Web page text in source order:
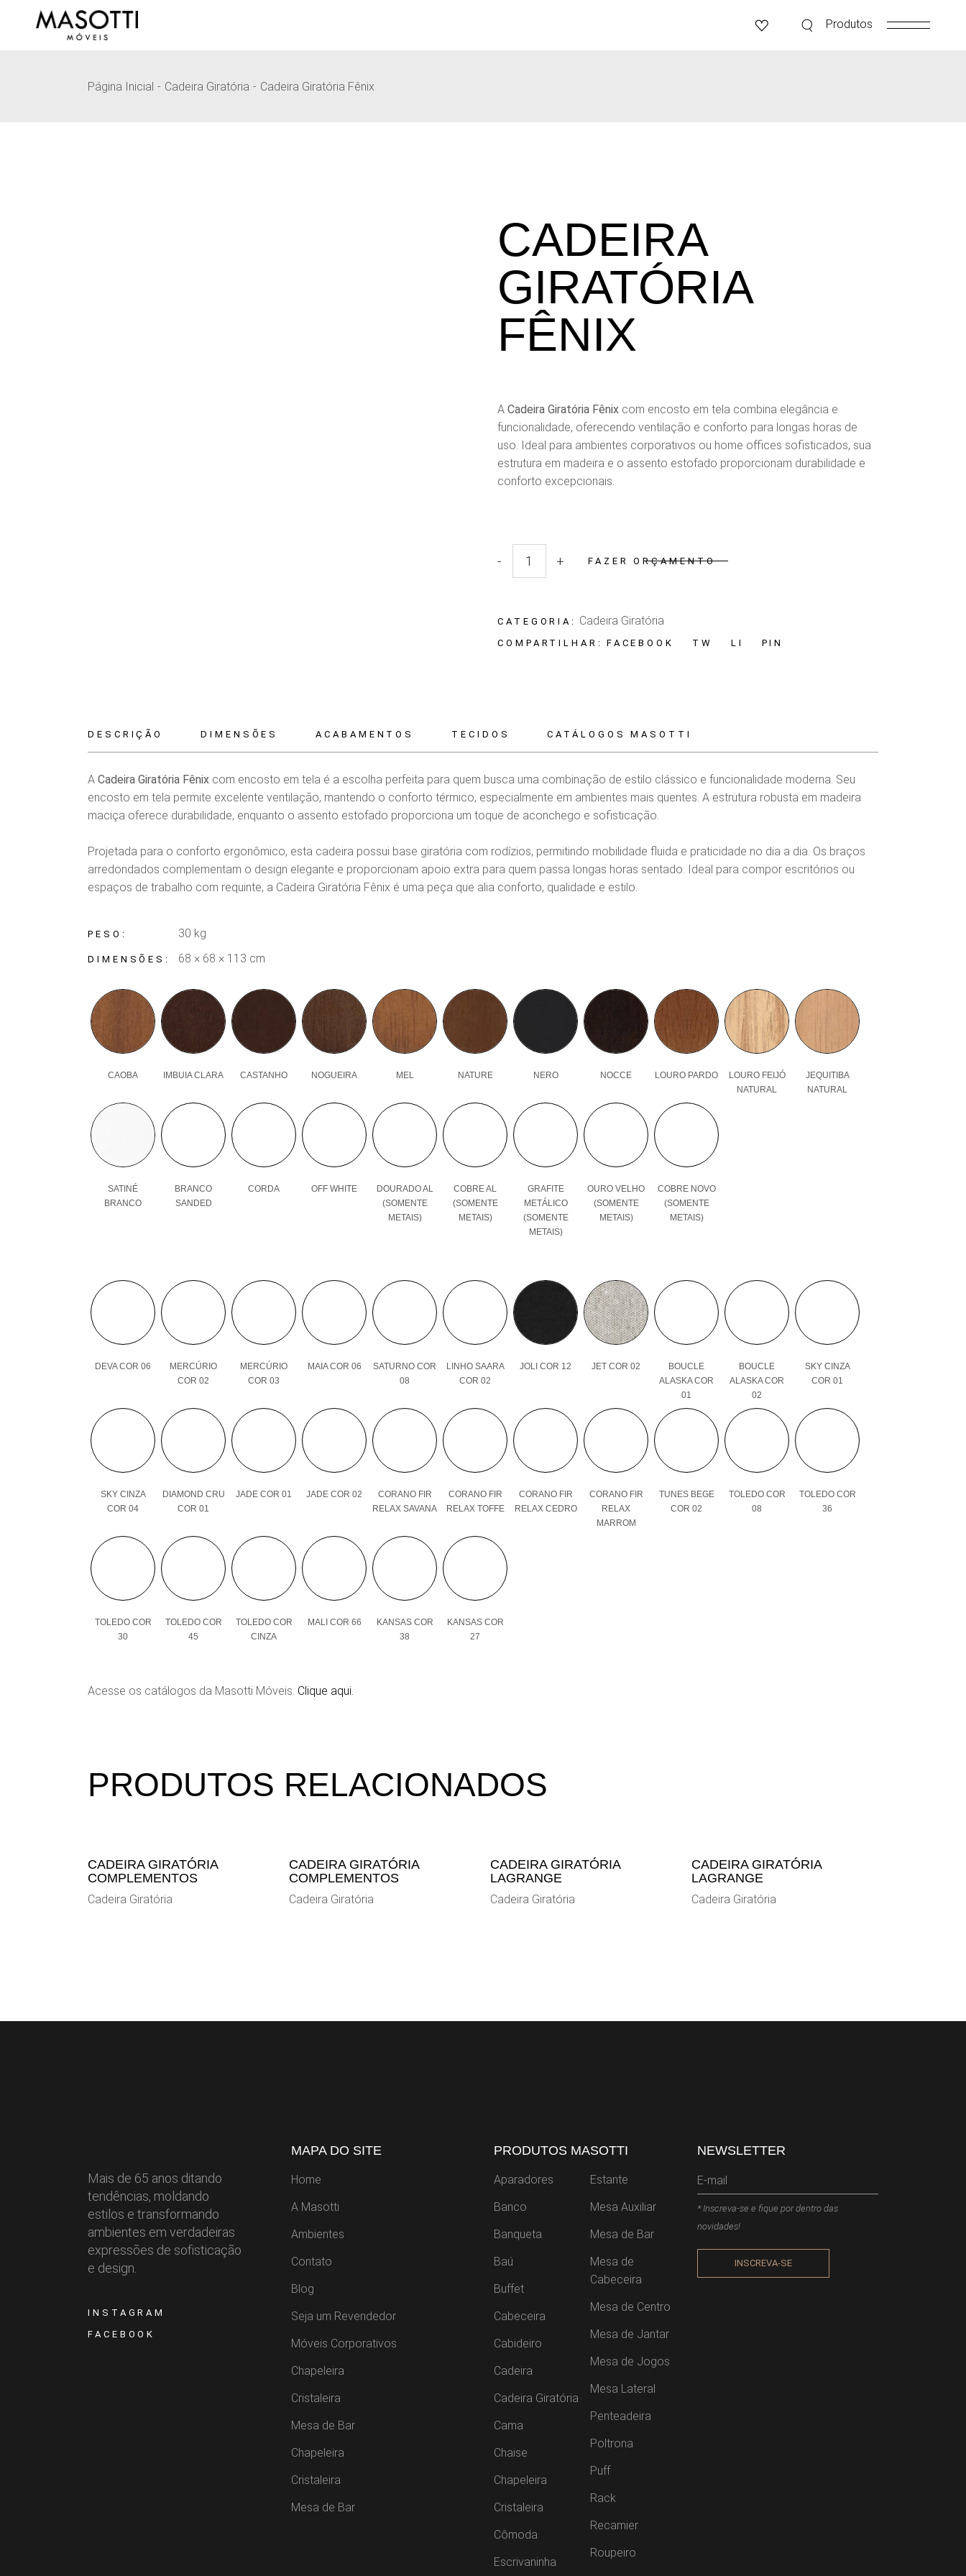
Produtos
Página Inicial Cadeira Giratória Cadeira Giratória Fênix
CADEIRA
GIRATÓRIA
FÊNIX
A Cadeira Giratória Fênix com encosto em tela combina elegância e
funcionalidade, oferecendo ventilação e conforto para longas horas de
uso. Ideal para ambientes corporativos ou home offices sofisticados, sua
estrutura em madeira e o assento estofado proporcionam durabilidade e
conforto excepcionais.
Quantidade Cadeira Giratória Fênix
- + FAZER ORÇAMENTO
CATEGORIA: Cadeira Giratória
COMPARTILHAR: FACEBOOK TW LI PIN
DESCRIÇÃO DIMENSÕES ACABAMENTOS TECIDOS CATÁLOGOS MASOTTI
A Cadeira Giratória Fênix com encosto em tela é a escolha perfeita para quem busca uma combinação de estilo clássico e funcionalidade moderna. Seu
encosto em tela permite excelente ventilação, mantendo o conforto térmico, especialmente em ambientes mais quentes. A estrutura robusta em madeira
maciça oferece durabilidade, enquanto o assento estofado proporciona um toque de aconchego e sofisticação.
Projetada para o conforto ergonômico, esta cadeira possui base giratória com rodízios, permitindo mobilidade fluida e praticidade no dia a dia. Os braços
arredondados complementam o design elegante e proporcionam apoio extra para quem passa longas horas sentado. Ideal para compor escritórios ou
espaços de trabalho com requinte, a Cadeira Giratória Fênix é uma peça que alia conforto, qualidade e estilo.
PESO 30 kg
DIMENSÕES 68 × 68 × 113 cm
CAOBA IMBUIA CLARA CASTANHO NOGUEIRA MEL NATURE NERO NOCCE LOURO PARDO
LOURO FEIJÓ
NATURAL
JEQUITIBA
NATURAL
SATINÉ
BRANCO
BRANCO
SANDED
CORDA OFF WHITE
DOURADO AL
(SOMENTE
METAIS)
COBRE AL
(SOMENTE
METAIS)
GRAFITE
METÁLICO
(SOMENTE
METAIS)
OURO VELHO
(SOMENTE
METAIS)
COBRE NOVO
(SOMENTE
METAIS)
DEVA COR 06
MERCÚRIO
COR 02
MERCÚRIO
COR 03
MAIA COR 06
SATURNO COR
08
LINHO SAARA
COR 02
JOLI COR 12 JET COR 02
BOUCLE
ALASKA COR
01
BOUCLE
ALASKA COR
02
SKY CINZA
COR 01
SKY CINZA
COR 04
DIAMOND CRU
COR 01
JADE COR 01 JADE COR 02
CORANO FIR
RELAX SAVANA
CORANO FIR
RELAX TOFFE
CORANO FIR
RELAX CEDRO
CORANO FIR
RELAX
MARROM
TUNES BEGE
COR 02
TOLEDO COR
08
TOLEDO COR
36
TOLEDO COR
30
TOLEDO COR
45
TOLEDO COR
CINZA
MALI COR 66
KANSAS COR
38
KANSAS COR
27
Acesse os catálogos da Masotti Móveis. Clique aqui.
PRODUTOS RELACIONADOS
CADEIRA GIRATÓRIA
COMPLEMENTOS
Cadeira Giratória
CADEIRA GIRATÓRIA
COMPLEMENTOS
Cadeira Giratória
CADEIRA GIRATÓRIA
LAGRANGE
Cadeira Giratória
CADEIRA GIRATÓRIA
LAGRANGE
Cadeira Giratória
Mais de 65 anos ditando
tendências, moldando
estilos e transformando
ambientes em verdadeiras
expressões de sofisticação
e design.
INSTAGRAM
FACEBOOK
MAPA DO SITE
Home
A Masotti
Ambientes
Contato
Blog
Seja um Revendedor
Móveis Corporativos
Chapeleira
Cristaleira
Mesa de Bar
Chapeleira
Cristaleira
Mesa de Bar
PRODUTOS MASOTTI
Aparadores
Banco
Banqueta
Baú
Buffet
Cabeceira
Cabideiro
Cadeira
Cadeira Giratória
Cama
Chaise
Chapeleira
Cristaleira
Cômoda
Escrivaninha
Estante
Mesa Auxiliar
Mesa de Bar
Mesa de
Cabeceira
Mesa de Centro
Mesa de Jantar
Mesa de Jogos
Mesa Lateral
Penteadeira
Poltrona
Puff
Rack
Recamier
Roupeiro
NEWSLETTER
* Inscreva-se e fique por dentro das
novidades!
INSCREVA-SE